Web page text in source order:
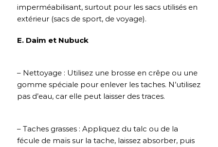
imperméabilisant, surtout pour les sacs utilisés en
extérieur (sacs de sport, de voyage).
E. Daim et Nubuck
– Nettoyage : Utilisez une brosse en crêpe ou une
gomme spéciale pour enlever les taches. N’utilisez
pas d’eau, car elle peut laisser des traces.
– Taches grasses : Appliquez du talc ou de la
fécule de maïs sur la tache, laissez absorber, puis